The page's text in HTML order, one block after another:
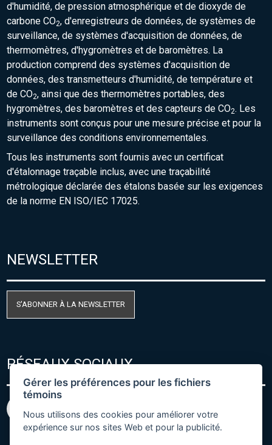
d'humidité, de pression atmosphérique et de dioxyde de
carbone CO2, d'enregistreurs de données, de systèmes de
surveillance, de systèmes d'acquisition de données, de
thermomètres, d'hygromètres et de baromètres. La
production comprend des systèmes d'acquisition de
données, des transmetteurs d'humidité, de température et
de CO2, ainsi que des thermomètres portables, des
hygromètres, des baromètres et des capteurs de CO2. Les
instruments sont conçus pour une mesure précise et pour la
surveillance des conditions environnementales.
Tous les instruments sont fournis avec un certificat
d'étalonnage traçable inclus, avec une traçabilité
métrologique déclarée des étalons basée sur les exigences
de la norme EN ISO/IEC 17025.
NEWSLETTER
S'ABONNER À LA NEWSLETTER
RÉSEAUX SOCIAUX
Gérer les préférences pour les fichiers
témoins
Nous utilisons des cookies pour améliorer votre
expérience sur nos sites Web et pour la publicité.